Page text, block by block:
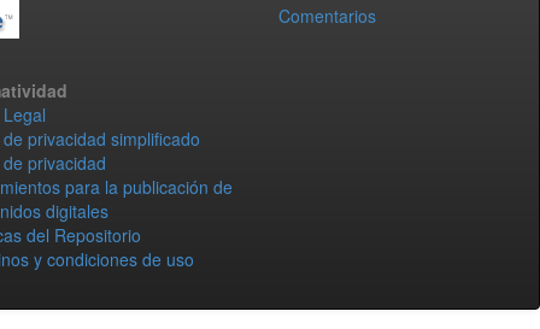
Comentarios
privacidad simplificado
privacidad
para la publicación de
digitales
del Repositorio
y condiciones de uso